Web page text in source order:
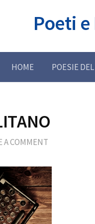
Poeti
HOME POESIE
A COMMENT